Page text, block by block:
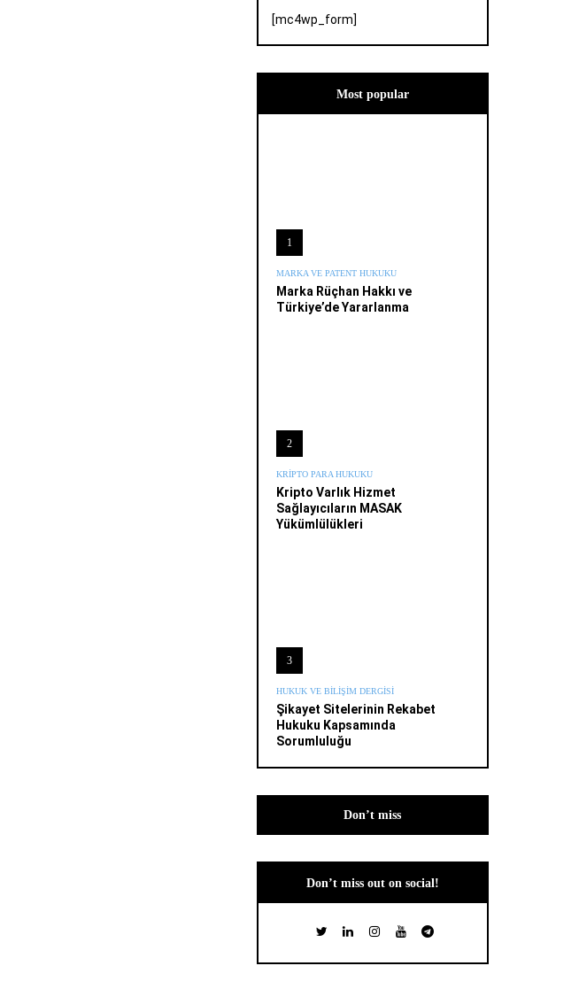
[mc4wp_form]
Most popular
1
MARKA VE PATENT HUKUKU
Marka Rüçhan Hakkı ve
Türkiye’de Yararlanma
2
KRIPTO PARA HUKUKU
Kripto Varlık Hizmet
Sağlayıcıların MASAK
Yükümlülükleri
3
HUKUK VE BILIŞIM DERGISI
Şikayet Sitelerinin Rekabet
Hukuku Kapsamında
Sorumluluğu
Don’t miss
Don’t miss out on social!